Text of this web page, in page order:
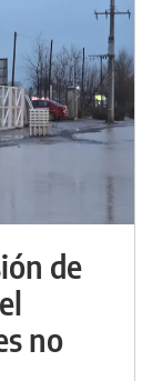
de
no